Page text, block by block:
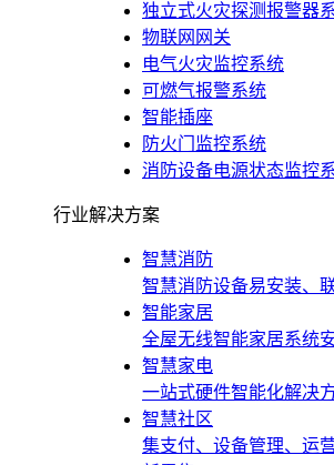
独立式火灾探测报警器
物联网网关
电气火灾监控系统
可燃气报警系统
智能插座
防火门监控系统
消防设备电源状态监控
行业解决方案
智慧消防
智慧消防设备易安装、
智能家居
全屋无线智能家居系统
智慧家电
一站式硬件智能化解决
智慧社区
集支付、设备管理、运